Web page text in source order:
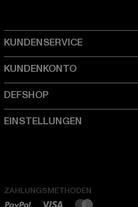
ZAHLUNGSMETHODEN